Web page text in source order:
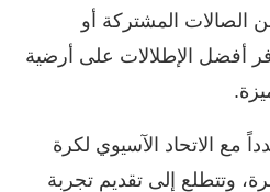
الصالات المشتركة أو
أفضل الإطلالات على أرضية
مع الاتحاد الآسيوي لكرة
وتتطلع إلى تقديم تجربة